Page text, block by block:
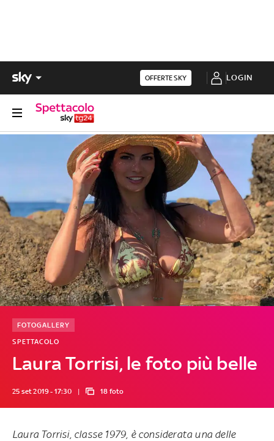
OFFERTE SKY LOGIN
Laura Torrisi, le foto più belle
SPETTACOLO
FOTOGALLERY
25 set 2019 - 17:30 18 foto
Laura Torrisi, classe 1979, è considerata una delle